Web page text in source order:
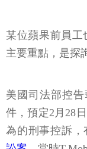
某位蘋果前員工
主要重點，是探
美國司法部控
件，預定2月28
為的刑事控訴，